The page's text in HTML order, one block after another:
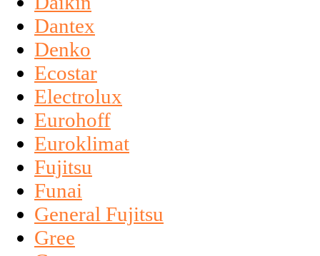
Dantex
Denko
Ecostar
Electrolux
Eurohoff
Euroklimat
Fujitsu
Funai
General Fujitsu
Gree